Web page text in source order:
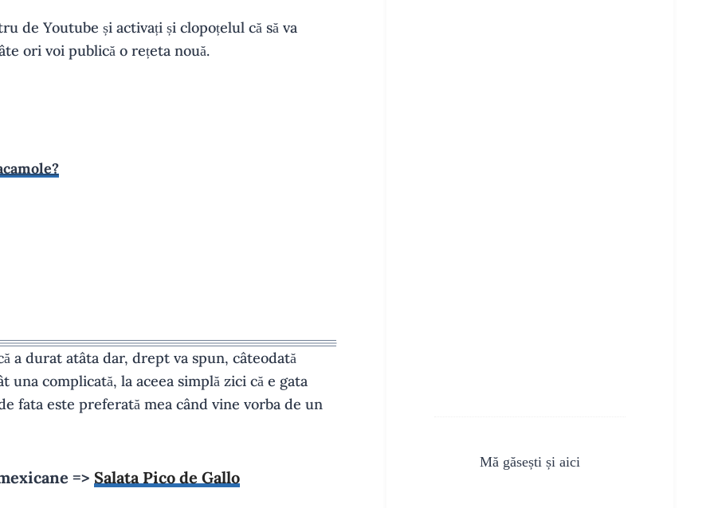
de Youtube și activați și clopoțelul că să va
ori voi publică o rețeta nouă.
a durat atâta dar, drept va spun, câteodată
complicată, la aceea simplă zici că e gata
fata este preferată mea când vine vorba de un
=> Salata Pico de Gallo
Mă găsești și aici